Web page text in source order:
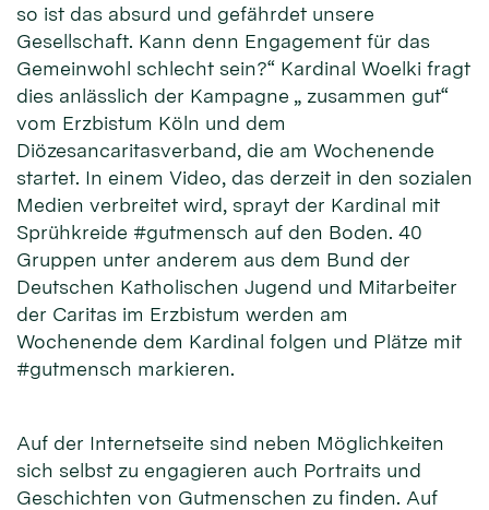
so ist das absurd und gefährdet unsere
Gesellschaft. Kann denn Engagement für das
Gemeinwohl schlecht sein?“ Kardinal Woelki fragt
dies anlässlich der Kampagne „ zusammen gut“
vom Erzbistum Köln und dem
Diözesancaritasverband, die am Wochenende
startet. In einem Video, das derzeit in den sozialen
Medien verbreitet wird, sprayt der Kardinal mit
Sprühkreide #gutmensch auf den Boden. 40
Gruppen unter anderem aus dem Bund der
Deutschen Katholischen Jugend und Mitarbeiter
der Caritas im Erzbistum werden am
Wochenende dem Kardinal folgen und Plätze mit
#gutmensch markieren.
Auf der Internetseite sind neben Möglichkeiten
sich selbst zu engagieren auch Portraits und
Geschichten von Gutmenschen zu finden. Auf